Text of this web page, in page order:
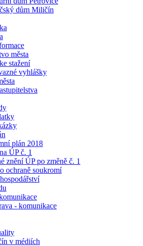
dům Miličín
města
stažení
vyhlášky
plán 2018
ÚP č. 1
znění ÚP po změně č. 1
ochraně soukromí
- komunikace
v médiích